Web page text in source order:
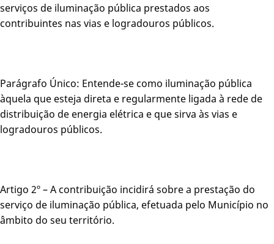
serviços de iluminação pública prestados aos
contribuintes nas vias e logradouros públicos.
Parágrafo Único: Entende-se como iluminação pública
àquela que esteja direta e regularmente ligada à rede de
distribuição de energia elétrica e que sirva às vias e
logradouros públicos.
Artigo 2º – A contribuição incidirá sobre a prestação do
serviço de iluminação pública, efetuada pelo Município no
âmbito do seu território.